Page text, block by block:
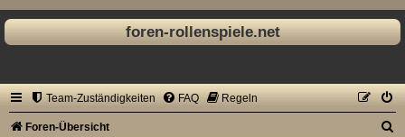
foren-rollenspiele.net
Team-Zuständigkeiten FAQ Regeln
Foren-Übersicht